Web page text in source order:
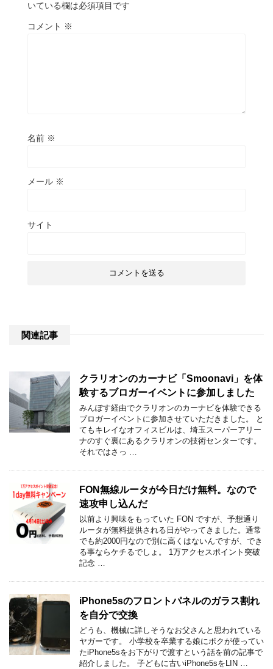
いている欄は必須項目です
コメント ※
名前 ※
メール ※
サイト
関連記事
クラリオンのカーナビ「Smoonavi」を体
験するブロガーイベントに参加しました
みんぽす経由でクラリオンのカーナビを体験できる
ブロガーイベントに参加させていただきました。 と
てもキレイなオフィスビルは、埼玉スーパーアリー
ナのすぐ裏にあるクラリオンの技術センターです。
それではさっ …
FON無線ルータが今日だけ無料。なので
速攻申し込んだ
以前より興味をもっていた FON ですが、予想通り
ルータが無料提供される日がやってきました。通常
でも約2000円なので別に高くはないんですが、でき
る事ならケチるでしょ。 1万アクセスポイント突破
記念 …
iPhone5sのフロントパネルのガラス割れ
を自分で交換
どうも、機械に詳しそうなお父さんと思われている
ヤガーです。 小学校を卒業する娘にボクが使ってい
たiPhone5sをお下がりで渡すという話を前の記事で
紹介しました。 子どもに古いiPhone5sをLIN …